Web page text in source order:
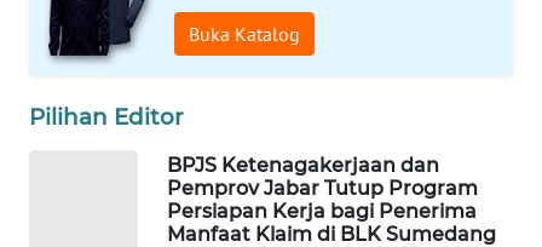
Buka Katalog
Pilihan Editor
BPJS Ketenagakerjaan dan
Pemprov Jabar Tutup Program
Persiapan Kerja bagi Penerima
Manfaat Klaim di BLK Sumedang
NET
PLN
WATCH